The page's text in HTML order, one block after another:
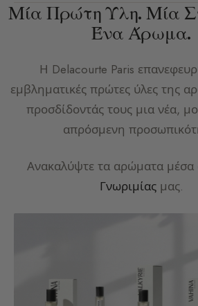
Μία Πρώτη Ύλη. Μία
Ένα Άρωμα.
Η Delacourte Paris
εμβληματικές πρώτες ύλες της
προσδίδοντάς τους μια νέα,
απρόσμενη
Ανακαλύψτε τα αρώματα μέσα
Γνωριμίαςμας.